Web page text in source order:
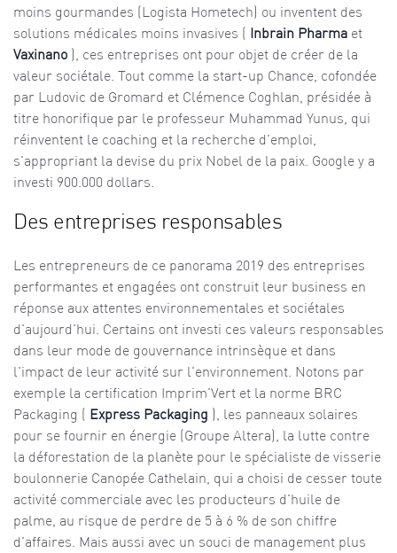
moins gourmandes (Logista Hometech) ou inventent des
solutions médicales moins invasives ( Inbrain Pharma et
Vaxinano ), ces entreprises ont pour objet de créer de la
valeur sociétale. Tout comme la start-up Chance, cofondée
par Ludovic de Gromard et Clémence Coghlan, présidée à
titre honorifique par le professeur Muhammad Yunus, qui
réinventent le coaching et la recherche d'emploi,
s'appropriant la devise du prix Nobel de la paix. Google y a
investi 900.000 dollars.
Des entreprises responsables
Les entrepreneurs de ce panorama 2019 des entreprises
performantes et engagées ont construit leur business en
réponse aux attentes environnementales et sociétales
d'aujourd'hui. Certains ont investi ces valeurs responsables
dans leur mode de gouvernance intrinsèque et dans
l'impact de leur activité sur l'environnement. Notons par
exemple la certification Imprim'Vert et la norme BRC
Packaging ( Express Packaging ), les panneaux solaires
pour se fournir en énergie (Groupe Altera), la lutte contre
la déforestation de la planète pour le spécialiste de visserie
boulonnerie Canopée Cathelain, qui a choisi de cesser toute
activité commerciale avec les producteurs d'huile de
palme, au risque de perdre de 5 à 6 % de son chiffre
d'affaires. Mais aussi avec un souci de management plus